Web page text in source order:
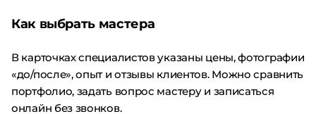
Как выбрать мастера
В карточках специалистов указаны цены, фотографии
«до/после», опыт и отзывы клиентов. Можно сравнить
портфолио, задать вопрос мастеру и записаться
онлайн без звонков.